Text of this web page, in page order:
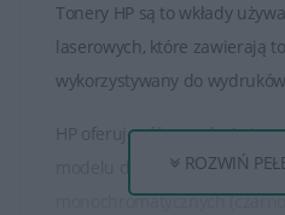
Tonery HP są to wkłady
laserowych, które zawierają
wykorzystywany do
HP oferuje różne rodzaje
modelu drukarki. Istnieją
monochromatycznych
ROZWIŃ